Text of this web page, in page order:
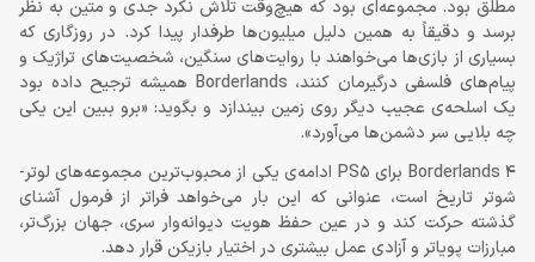
مطلق بود. مجموعه‌ای بود که هیچ‌وقت تلاش نکرد جدی و متین به نظر
برسد و دقیقاً به همین دلیل میلیون‌ها طرفدار پیدا کرد. در روزگاری که
بسیاری از بازی‌ها می‌خواهند با روایت‌های سنگین، شخصیت‌های تراژیک و
پیام‌های فلسفی درگیرمان کنند، Borderlands همیشه ترجیح داده بود
یک اسلحه‌ی عجیب دیگر روی زمین بیندازد و بگوید: «برو ببین این یکی
چه بلایی سر دشمن‌ها می‌آورد».
Borderlands 4 برای PS5 ادامه‌ی یکی از محبوب‌ترین مجموعه‌های لوتر-
شوتر تاریخ است، عنوانی که این بار می‌خواهد فراتر از فرمول آشنای
گذشته حرکت کند و در عین حفظ هویت دیوانه‌وار سری، جهان بزرگ‌تر،
مبارزات پویاتر و آزادی عمل بیشتری در اختیار بازیکن قرار دهد.